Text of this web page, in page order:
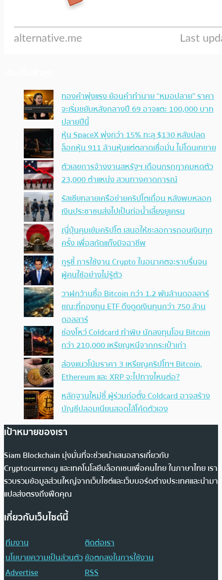
ทองคำพุ่งแรง ย้อนคำทำนาย “หมอปลาย” ราคา
จะเริ่มขยับหลังกลางปี 69 อาจแตะ 100,000 บาท
ปลายปีนี้
หุ้น SpaceX พุ่งกว่า 15% ทะลุ $130 หลังปลด
ล็อกหุ้น 911 ล้านหุ้นแต่ตลาดเชื่อมั่น ไม่โดนเทขาย
ตัวเลขการจ้างงานสหรัฐฯ เดือนกรกฎาคมหดตัว
23,000 ตำแหน่ง สวนทางคาดการณ์
รัสเซียทลายเครือข่ายคริปโตเถื่อน หลังพบหลอก
เงินประชาชนส่งไปเป็นท่อน้ำเลี้ยงยูเครน
ญี่ปุ่นคุมเข้มคริปโต เสนอให้ชะลอการถอนเงินทุก
ครั้ง เพื่อสกัดแก๊งมิจฉาชีพ
กูรูชี้ การใช้งาน Crypto ในอนาคตจะราบรื่นจน
ผู้คนใช้อย่างไม่รู้ตัว
วาฬกว้านซื้อ Bitcoin กว่า 1.2 พันล้านดอลลาร์
ขณะที่กองทุน ETF ดึงดูดเงินทุนกว่า 750 ล้าน
ดอลลาร์
ช่องโหว่ Coldcard ทำพิษ นักลงทุนโอน Bitcoin
กว่า 210,000 เหรียญหนีจากกระเป๋าเก่า
ส่องแนวโน้มราคา 3 เหรียญคริปโทฯ Bitcoin,
Ethereum และ XRP จะไปทางไหนต่อ?
หลักฐานใหม่ชี้ ผู้ร่วมก่อตั้ง Coldcard อาจสร้าง
บัญชีปลอมเนียนสอดไส้โค้ดตัวเอง
เป้าหมายของเรา
Siam Blockchain มุ่งมั่นที่จะช่วยนำเสนอสารเกี่ยวกับ
Cryptocurrency และเทคโนโลยีบล็อกเชนเพื่อคนไทย ในภาษาไทย เรา
รวบรวมข้อมูลส่วนใหญ่จากเว็บไซต์และเว็บบอร์ดต่างประเทศและนำมา
แปลส่งตรงถึงฟีดคุณ
เกี่ยวกับเว็บไซต์นี้
ทีมงาน
ติดต่อเรา
นโยบายความเป็นส่วนตัวข้อตกลงในการใช้งาน
Advertise
RSS